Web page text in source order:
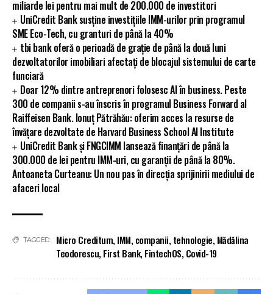
miliarde lei pentru mai mult de 200.000 de investitori
UniCredit Bank susține investițiile IMM-urilor prin programul
SME Eco-Tech, cu granturi de până la 40%
tbi bank oferă o perioadă de grație de până la două luni
dezvoltatorilor imobiliari afectați de blocajul sistemului de carte
funciară
Doar 12% dintre antreprenori folosesc AI în business. Peste
300 de companii s-au înscris în programul Business Forward al
Raiffeisen Bank. Ionuț Pătrăhău: oferim acces la resurse de
învățare dezvoltate de Harvard Business School AI Institute
UniCredit Bank și FNGCIMM lansează finanțări de până la
300.000 de lei pentru IMM-uri, cu garanții de până la 80%.
Antoaneta Curteanu: Un nou pas în direcția sprijinirii mediului de
afaceri local
TAGGED: Micro Creditum, IMM, companii, tehnologie, Mădălina
Teodorescu, First Bank, FintechOS, Covid-19